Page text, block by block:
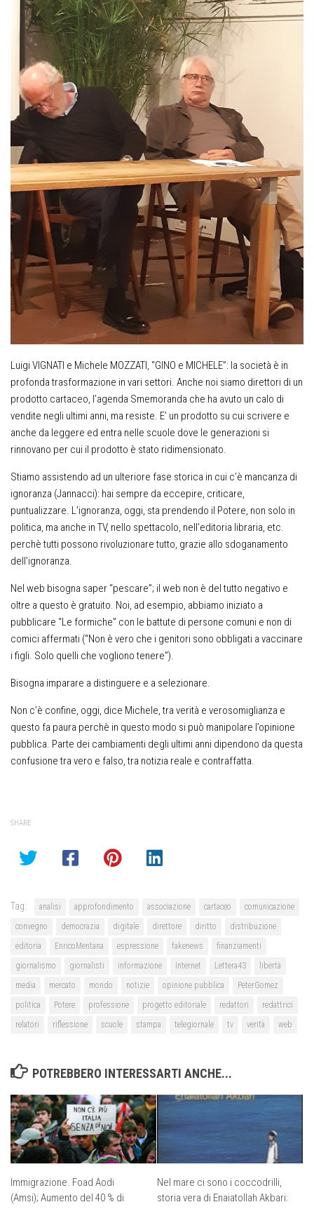
Luigi VIGNATI e Michele MOZZATI, “GINO e MICHELE”: la società è in
profonda trasformazione in vari settori. Anche noi siamo direttori di un
prodotto cartaceo, l’agenda Smemoranda che ha avuto un calo di
vendite negli ultimi anni, ma resiste. E’ un prodotto su cui scrivere e
anche da leggere ed entra nelle scuole dove le generazioni si
rinnovano per cui il prodotto è stato ridimensionato.
Stiamo assistendo ad un ulteriore fase storica in cui c’è mancanza di
ignoranza (Jannacci): hai sempre da eccepire, criticare,
puntualizzare. L’ignoranza, oggi, sta prendendo il Potere, non solo in
politica, ma anche in TV, nello spettacolo, nell’editoria libraria, etc.
perchè tutti possono rivoluzionare tutto, grazie allo sdoganamento
dell’ignoranza.
Nel web bisogna saper “pescare”; il web non è del tutto negativo e
oltre a questo è gratuito. Noi, ad esempio, abbiamo iniziato a
pubblicare “Le formiche” con le battute di persone comuni e non di
comici affermati (“Non è vero che i genitori sono obbligati a vaccinare
i figli. Solo quelli che vogliono tenere”).
Bisogna imparare a distinguere e a selezionare.
Non c’è confine, oggi, dice Michele, tra verità e verosomiglianza e
questo fa paura perchè in questo modo si può manipolare l’opinione
pubblica. Parte dei cambiamenti degli ultimi anni dipendono da questa
confusione tra vero e falso, tra notizia reale e contraffatta.
SHARE
Tag: analisi approfondimento associazione cartaceo
comunicazione
convegno
democrazia digitale direttore diritto
distribuzione
editoria
EnricoMentana espressione fakenews
finanziamenti
giornalismo
giornalisti informazione Internet Lettera43
libertà
media
mercato mondo notizie opinione pubblica
PeterGomez
politica
Potere professione progetto editoriale redattori
redattrici
relatori
riflessione scuole stampa telegiornale tv verità web
POTREBBERO INTERESSARTI ANCHE...
Immigrazione. Foad Aodi
(Amsi); Aumento del 40 % di
Nel mare ci sono i coccodrilli,
storia vera di Enaiatollah Akbari: